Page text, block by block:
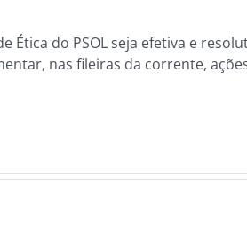
Ética do PSOL seja efetiva e
nas fileiras da corrente,